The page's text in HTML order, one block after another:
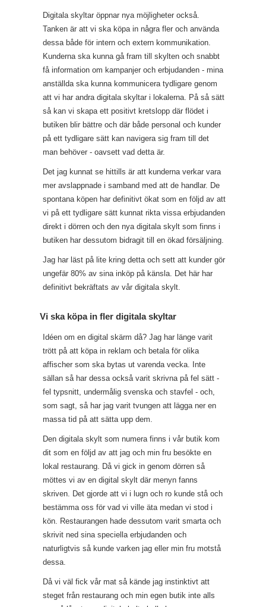
Digitala skyltar öppnar nya möjligheter också.
Tanken är att vi ska köpa in några fler och använda
dessa både för intern och extern kommunikation.
Kunderna ska kunna gå fram till skylten och snabbt
få information om kampanjer och erbjudanden - mina
anställda ska kunna kommunicera tydligare genom
att vi har andra digitala skyltar i lokalerna. På så sätt
så kan vi skapa ett positivt kretslopp där flödet i
butiken blir bättre och där både personal och kunder
på ett tydligare sätt kan navigera sig fram till det
man behöver - oavsett vad detta är.
Det jag kunnat se hittills är att kunderna verkar vara
mer avslappnade i samband med att de handlar. De
spontana köpen har definitivt ökat som en följd av att
vi på ett tydligare sätt kunnat rikta vissa erbjudanden
direkt i dörren och den nya digitala skylt som finns i
butiken har dessutom bidragit till en ökad försäljning.
Jag har läst på lite kring detta och sett att kunder gör
ungefär 80% av sina inköp på känsla. Det här har
definitivt bekräftats av vår digitala skylt.
Vi ska köpa in fler digitala skyltar
Idéen om en digital skärm då? Jag har länge varit
trött på att köpa in reklam och betala för olika
affischer som ska bytas ut varenda vecka. Inte
sällan så har dessa också varit skrivna på fel sätt -
fel typsnitt, undermålig svenska och stavfel - och,
som sagt, så har jag varit tvungen att lägga ner en
massa tid på att sätta upp dem.
Den digitala skylt som numera finns i vår butik kom
dit som en följd av att jag och min fru besökte en
lokal restaurang. Då vi gick in genom dörren så
möttes vi av en digital skylt där menyn fanns
skriven. Det gjorde att vi i lugn och ro kunde stå och
bestämma oss för vad vi ville äta medan vi stod i
kön. Restaurangen hade dessutom varit smarta och
skrivit ned sina speciella erbjudanden och
naturligtvis så kunde varken jag eller min fru motstå
dessa.
Då vi väl fick vår mat så kände jag instinktivt att
steget från restaurang och min egen butik inte alls